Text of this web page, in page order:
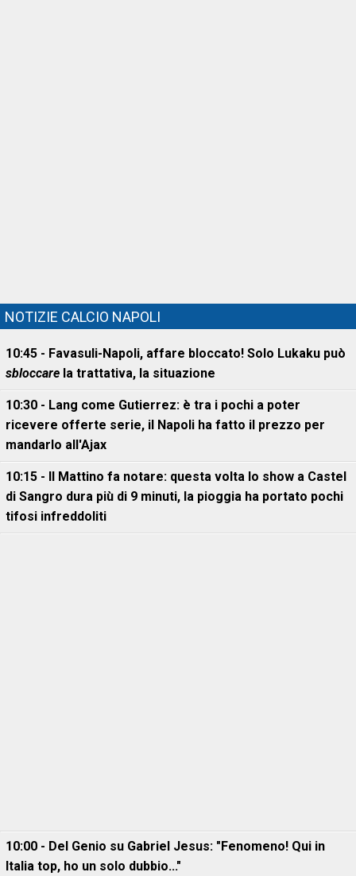
NOTIZIE CALCIO NAPOLI
10:45 - Favasuli-Napoli, affare bloccato! Solo Lukaku può
sbloccare la trattativa, la situazione
10:30 - Lang come Gutierrez: è tra i pochi a poter
ricevere offerte serie, il Napoli ha fatto il prezzo per
mandarlo all'Ajax
10:15 - Il Mattino fa notare: questa volta lo show a Castel
di Sangro dura più di 9 minuti, la pioggia ha portato pochi
tifosi infreddoliti
10:00 - Del Genio su Gabriel Jesus: "Fenomeno! Qui in
Italia top, ho un solo dubbio..."